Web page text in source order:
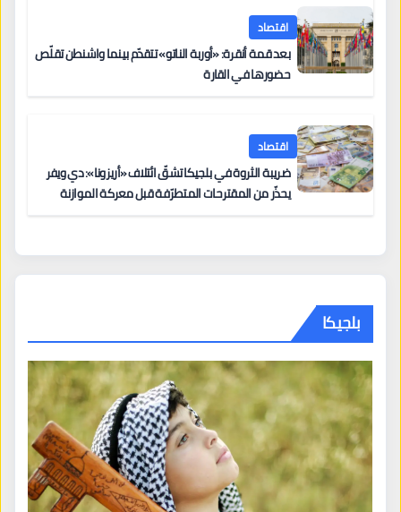
اقتصاد
بعد قمة أنقرة: «أوربة الناتو» تتقدّم بينما واشنطن تقلّص
حضورها في القارة
اقتصاد
ضريبة الثروة في بلجيكا تشقّ ائتلاف «أريزونا»: دي ويفر
يحذّر من المقترحات المتطرّفة قبل معركة الموازنة
بلجيكا